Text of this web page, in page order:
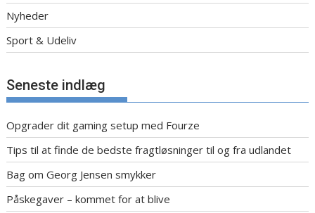
Nyheder
Sport & Udeliv
Seneste indlæg
Opgrader dit gaming setup med Fourze
Tips til at finde de bedste fragtløsninger til og fra udlandet
Bag om Georg Jensen smykker
Påskegaver – kommet for at blive